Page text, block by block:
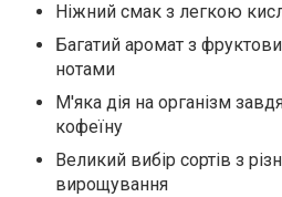
Ніжний смак з легкою
Багатий аромат з
нотами
М'яка дія на організм
кофеїну
Великий вибір сортів з
вирощування